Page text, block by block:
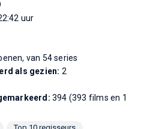
uur
van 54 series
als gezien: 2
394 (393 films en 1